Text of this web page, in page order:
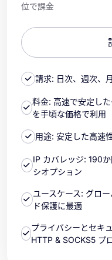
位で課金
請求: 日次、週次、
料金: 高速で安定し
を手頃な価格で利用
用途: 安定した高速
IP カバレッジ: 190
シオプション
ユースケース: グロ
ド保護に最適
プライバシーとセキ
HTTP & SOCKS5 プ